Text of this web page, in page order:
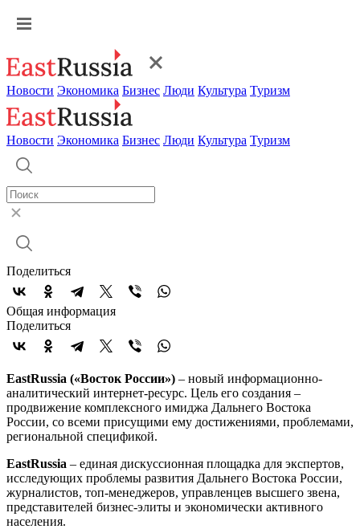
Новости Экономика Бизнес Люди Культура Туризм
Новости Экономика Бизнес Люди Культура Туризм
Поделиться
Общая информация
Поделиться
EastRussia («Восток России») – новый информационно-
аналитический интернет-ресурс. Цель его создания –
продвижение комплексного имиджа Дальнего Востока
России, со всеми присущими ему достижениями, проблемами,
региональной спецификой.
EastRussia – единая дискуссионная площадка для экспертов,
исследующих проблемы развития Дальнего Востока России,
журналистов, топ-менеджеров, управленцев высшего звена,
представителей бизнес-элиты и экономически активного
населения.